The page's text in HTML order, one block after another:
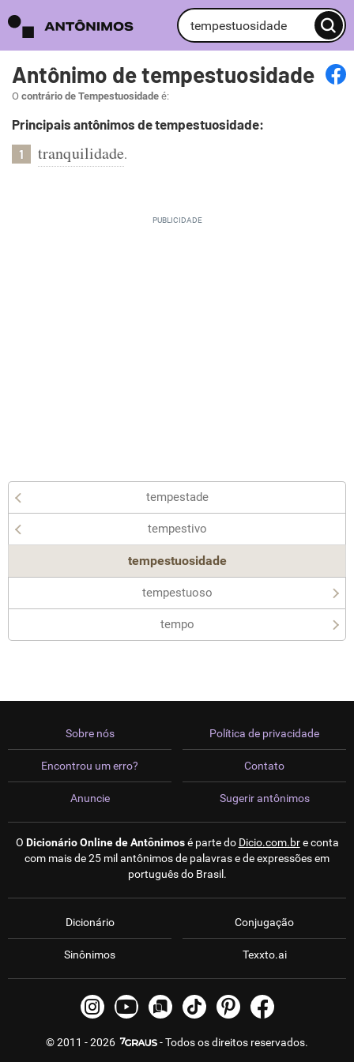
Antônimo de tempestuosidade
O contrário de Tempestuosidade é:
Principais antônimos de tempestuosidade:
1 tranquilidade.
tempestade
tempestivo
tempestuosidade
tempestuoso
tempo
Sobre nós
Encontrou um erro?
Anuncie
Política de privacidade
Contato
Sugerir antônimos
O Dicionário Online de Antônimosé parte do Dicio.com.bre conta
com mais de 25 mil antônimos de palavras e de expressões em
português do Brasil.
Dicionário
Sinônimos
Conjugação
Texxto.ai
© 2011 - 2026 - Todos os direitos reservados.